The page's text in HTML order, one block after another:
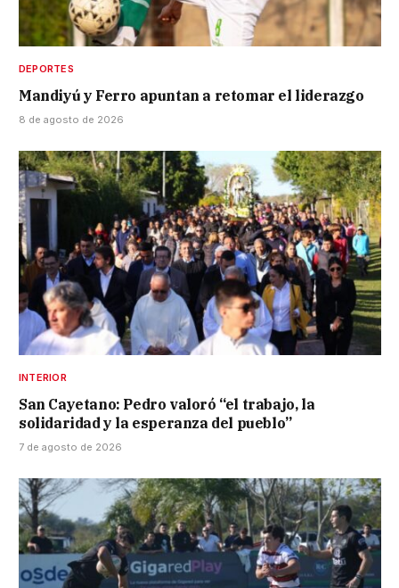
DEPORTES
Mandiyú y Ferro apuntan a retomar el liderazgo
8 de agosto de 2026
INTERIOR
San Cayetano: Pedro valoró “el trabajo, la
solidaridad y la esperanza del pueblo”
7 de agosto de 2026